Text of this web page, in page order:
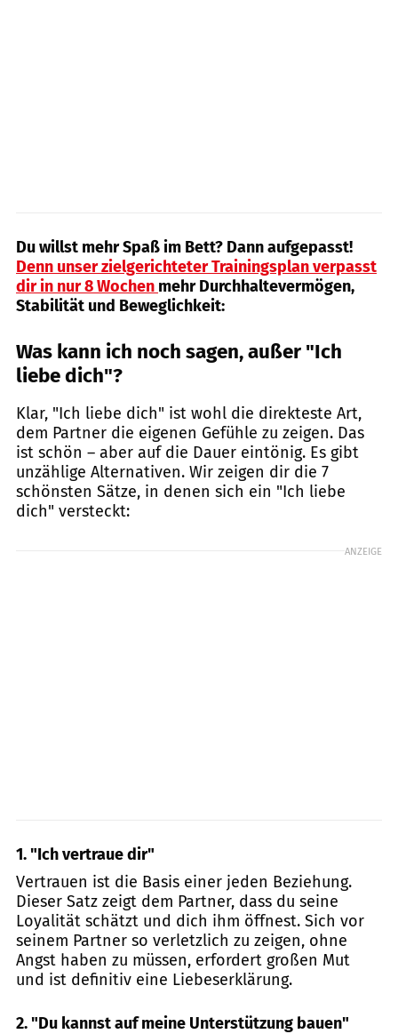
Du willst mehr Spaß im Bett? Dann aufgepasst!
Denn unser zielgerichteter Trainingsplan verpasst
dir in nur 8 Wochen mehr Durchhaltevermögen,
Stabilität und Beweglichkeit:
Was kann ich noch sagen, außer "Ich
liebe dich"?
Klar, "Ich liebe dich" ist wohl die direkteste Art,
dem Partner die eigenen Gefühle zu zeigen. Das
ist schön – aber auf die Dauer eintönig. Es gibt
unzählige Alternativen. Wir zeigen dir die 7
schönsten Sätze, in denen sich ein "Ich liebe
dich" versteckt:
ANZEIGE
1. "Ich vertraue dir"
Vertrauen ist die Basis einer jeden Beziehung.
Dieser Satz zeigt dem Partner, dass du seine
Loyalität schätzt und dich ihm öffnest. Sich vor
seinem Partner so verletzlich zu zeigen, ohne
Angst haben zu müssen, erfordert großen Mut
und ist definitiv eine Liebeserklärung.
2. "Du kannst auf meine Unterstützung bauen"